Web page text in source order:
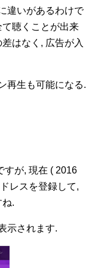
違いがあるわけで
聴くことが出来
はなく, 広告が入
再生も可能になる.
すが, 現在 ( 2016
レスを登録して,
.
示されます.